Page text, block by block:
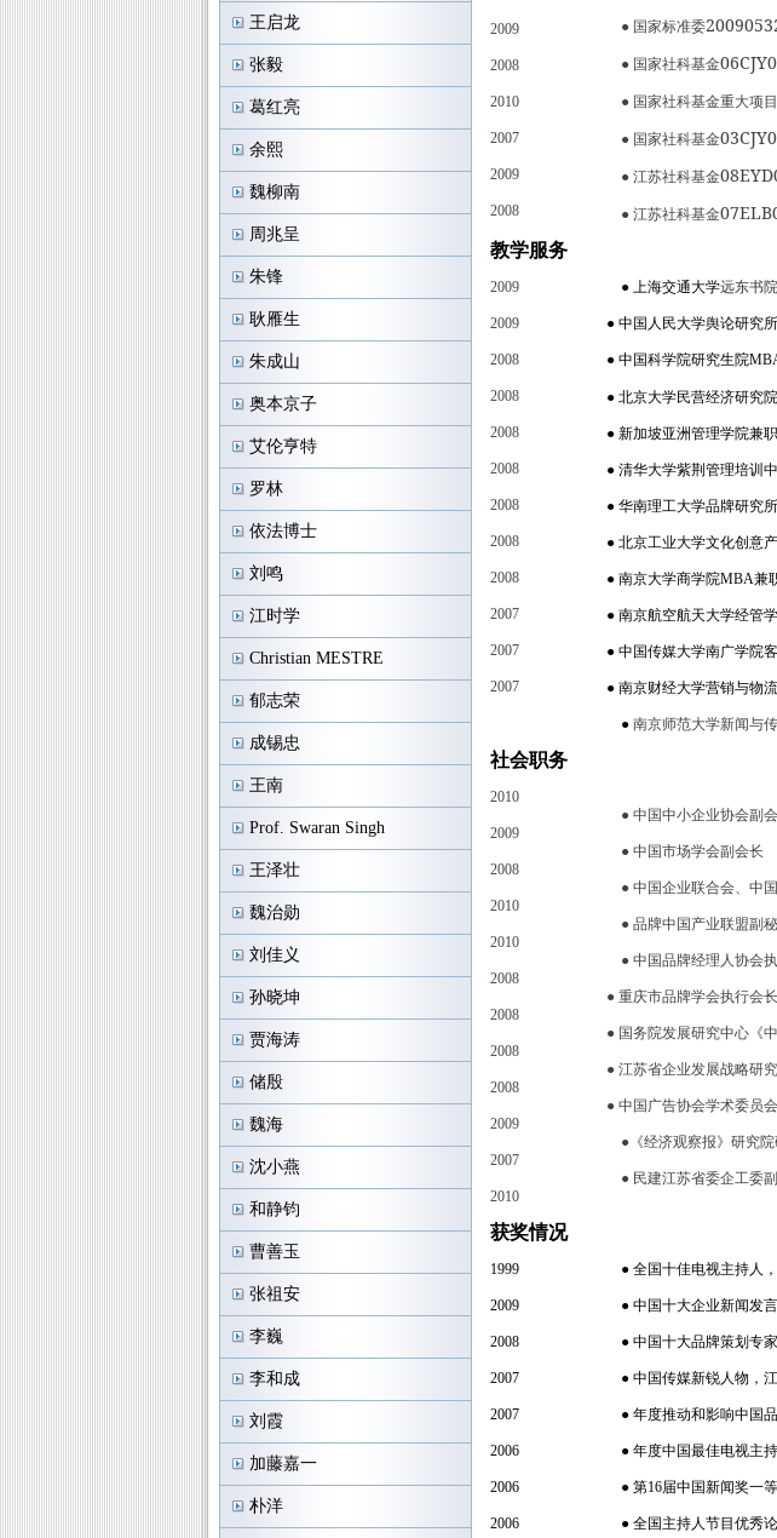
王启龙
张毅
葛红亮
余熙
魏柳南
周兆呈
朱锋
耿雁生
朱成山
奥本京子
艾伦亨特
罗林
依法博士
刘鸣
江时学
Christian MESTRE
郁志荣
成锡忠
王南
Prof. Swaran Singh
王泽壮
魏治勋
刘佳义
孙晓坤
贾海涛
储殷
魏海
沈小燕
和静钧
曹善玉
张祖安
李巍
李和成
刘霞
加藤嘉一
朴洋
2009
2008
2010
2007
2009
2008
● 国家标准委
● 国家社科基金
● 国家社科基金重大项目
● 国家社科基金
● 江苏社科基金
● 江苏社科基金
教学服务
2009
2009
2008
2008
2008
2008
2008
2008
2008
2007
2007
2007
● 上海交通大学远东书
● 中国人民大学舆论研究
● 中国科学院研究生院
● 北京大学民营经济研究
● 新加坡亚洲管理学院兼
● 清华大学紫荆管理培训
● 华南理工大学品牌研究
● 北京工业大学文化创意
● 南京大学商学院MBA兼
● 南京航空航天大学经管
● 中国传媒大学南广学院
● 南京财经大学营销与物
● 南京师范大学新闻与
社会职务
2010
2009
2008
2010
2010
2008
2008
2008
2008
2009
2007
2010
● 中国中小企业协会副
● 中国市场学会副会长
● 中国企业联合会、中
● 品牌中国产业联盟副
● 中国品牌经理人协会
● 重庆市品牌学会执行会长
● 国务院发展研究中心《
● 江苏省企业发展战略研
● 中国广告协会学术委员
● 《经济观察报》研究
● 民建江苏省委企工委
获奖情况
1999
2009
2008
2007
2007
2006
2006
2006
● 全国十佳电视主持人
● 中国十大企业新闻发
● 中国十大品牌策划专
● 中国传媒新锐人物，
● 年度推动和影响中国
● 年度中国最佳电视主
● 第16届中国新闻奖一
● 全国主持人节目优秀